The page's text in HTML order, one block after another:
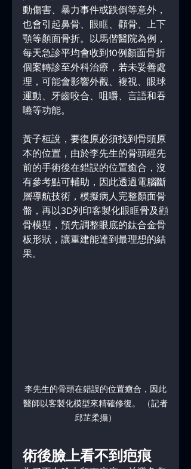
動傷害、暴力事件或跌倒等意外，
也會引起鼻骨、眼眶、顴骨、上下
顎等顏面骨折。以馬偕醫院為例，
每天急診平均會收到10例顏面骨折
個案轉診至外科治療，若未妥善處
理，可能會影響外觀、複視、眼球
運動、牙齒咬合、咀嚼、言語和吞
嚥等功能。
黃子桓說，要復原必須找到骨頭原
本的位置，由於李先生的骨頭經先
前的手術後在錯誤的位置癒合，沒
有參考點可輔助，因此透過電腦斷
層導航技術，模擬病人完整顏面骨
骼，再以3D列印客製化眼眶骨及顴
骨模型，預先調整眼底的鈦合金骨
板形狀，讓重建能達到最理想的結
果。
李先生的骨頭在錯誤的位置癒合，因此
醫師以客製化模型來精確修復。 （記者
邱芷柔攝）
術後臉上看不到疤痕